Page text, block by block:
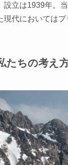
設立は1939年。当
現代においては
たちの考え